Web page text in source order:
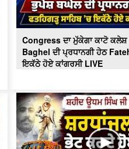
Congress ਦਾ ਮੁੱਕੇਗਾ ਕਾਟੋ
Baghel ਦੀ ਪ੍ਰਧਾਨਗੀ ਹੇਠ
ਇਕੱਠੇ ਹੋਏ ਕਾਂਗਰਸੀ LIVE